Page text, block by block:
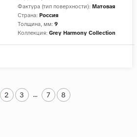
Фактура (тип поверхности): Матовая
Страна: Россия
Толщина, мм: 9
Коллекция: Grey Harmony Collection
2 3 ... 7 8